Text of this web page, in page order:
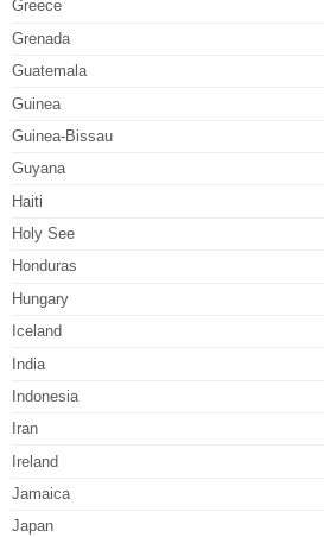
Greece
Grenada
Guatemala
Guinea
Guinea-Bissau
Guyana
Haiti
Holy See
Honduras
Hungary
Iceland
India
Indonesia
Iran
Ireland
Jamaica
Japan